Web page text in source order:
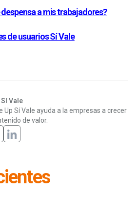
a mis trabajadores?
de usuarios Sí Vale
Vale
Up Sí Vale ayuda a la empresas a crecer
de valor.